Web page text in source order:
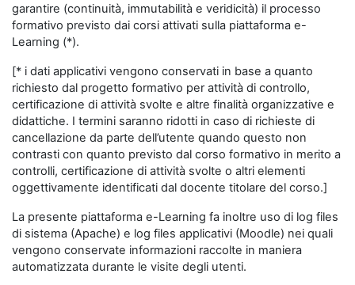
garantire (continuità, immutabilità e veridicità) il processo
formativo previsto dai corsi attivati sulla piattaforma e-
Learning (*).
[* i dati applicativi vengono conservati in base a quanto
richiesto dal progetto formativo per attività di controllo,
certificazione di attività svolte e altre finalità organizzative e
didattiche. I termini saranno ridotti in caso di richieste di
cancellazione da parte dell’utente quando questo non
contrasti con quanto previsto dal corso formativo in merito a
controlli, certificazione di attività svolte o altri elementi
oggettivamente identificati dal docente titolare del corso.]
La presente piattaforma e-Learning fa inoltre uso di log files
di sistema (Apache) e log files applicativi (Moodle) nei quali
vengono conservate informazioni raccolte in maniera
automatizzata durante le visite degli utenti.